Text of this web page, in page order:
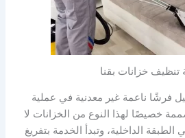
خزانات بقنا
فرشًا ناعمة غير معدنية في عملية
خصيصًا لهذا النوع من الخزانات لا
الداخلية، وتبدأ الخدمة بتفريغ